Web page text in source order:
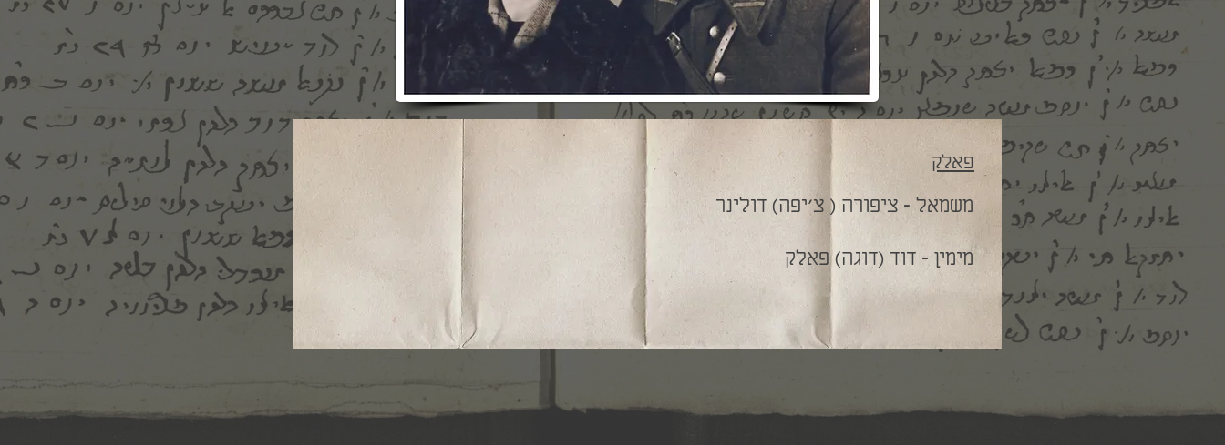
פאלק
משמאל - ציפורה ( צ'יפה) דולינר
מימין - דוד (דוגה) פאלק